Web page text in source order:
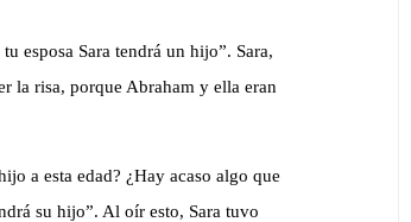
esposa Sara tendrá un hijo”. Sara,
la risa, porque Abraham y ella eran
a esta edad? ¿Hay acaso algo que
su hijo”. Al oír esto, Sara tuvo